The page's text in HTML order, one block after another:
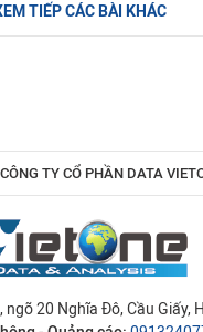
TIẾP CÁC BÀI KHÁC
TY CỔ PHẦN DATA
ngõ 20 Nghĩa Đô, Cầu Giấy,